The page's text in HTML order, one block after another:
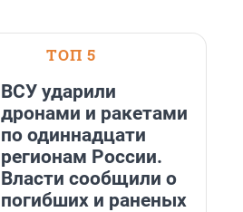
ТОП 5
ВСУ ударили
дронами и ракетами
по одиннадцати
регионам России.
Власти сообщили о
погибших и раненых